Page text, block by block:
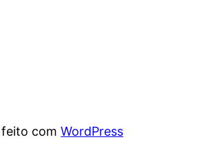
feito comWordPress